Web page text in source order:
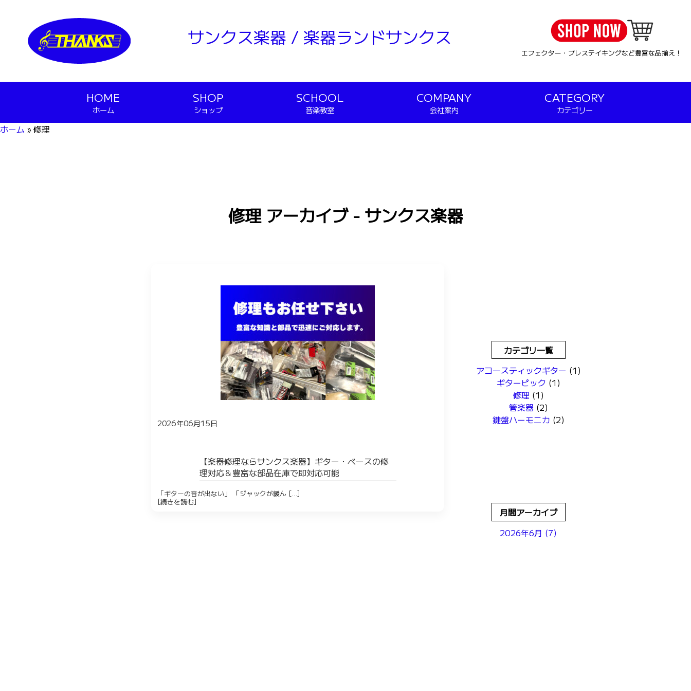
サンクス楽器 / 楽器ランドサンクス
エフェクター・ブレステイキングなど豊富な品揃え！
HOME
ホーム
SHOP
ショップ
SCHOOL
音楽教室
COMPANY
会社案内
CATEGORY
カテゴリー
ホーム » 修理
修理 アーカイブ - サンクス楽器
2026年06月15日
【楽器修理ならサンクス楽器】ギター・ベースの修
理対応＆豊富な部品在庫で即対応可能
「ギターの音が出ない」 「ジャックが緩ん […]
[続きを読む]
カテゴリ一覧
アコースティックギター (1)
ギターピック (1)
修理 (1)
管楽器(2)
鍵盤ハーモニカ (2)
月間アーカイブ
2026年6月 (7)